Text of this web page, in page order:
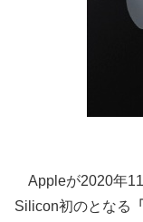
Appleが2020年
Silicon初のとなる
「